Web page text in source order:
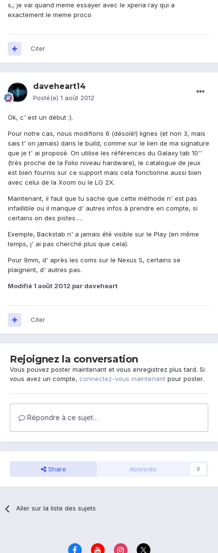
s,; je vai quand meme essayer avec le xperia ray qui a
exactement le meme proco
Citer
daveheart14
Posté(e) 1 août 2012
Ok, c' est un début :).
Pour notre cas, nous modifions 6 (désolé!) lignes (et non 3, mais
sais t' on jamais) dans le build, comme sur le lien de ma signature
que je t' ai proposé. On utilise les références du Galaxy tab 10''
(très proche de la Folio niveau hardware), le catalogue de jeux
est bien fournis sur ce support mais cela fonctionne aussi bien
avec celui de la Xoom ou le LG 2X.
Maintenant, il faut que tu sache que cette méthode n' est pas
infaillible ou il manque d' autres infos à prendre en compte, si
certains on des pistes.....
Exemple, Backstab n' a jamais été visible sur le Play (en même
temps, j' ai pas cherché plus que cela).
Pour 9mm, d' après les coms sur le Nexus S, certains se
plaignent, d' autres pas.
Modifié 1 août 2012 par daveheart
Citer
Rejoignez la conversation
Vous pouvez poster maintenant et vous enregistrez plus tard. Si
vous avez un compte, connectez-vous maintenant pour poster.
Répondre à ce sujet…
Share Abonnés 0
Aller sur la liste des sujets